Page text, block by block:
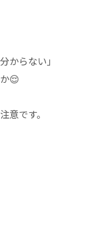
からない」
😌
意です。